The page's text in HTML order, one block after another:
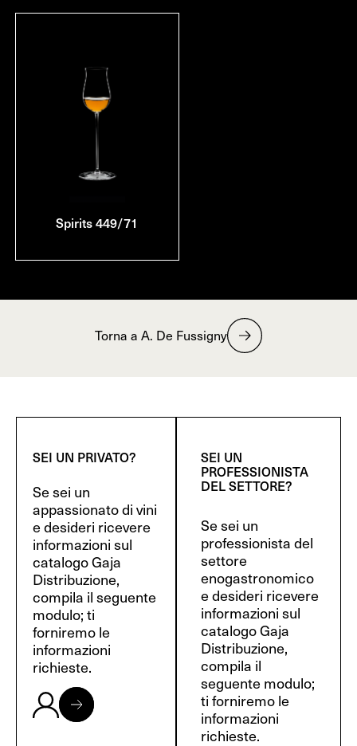
Spirits 449/71
Torna a A. De Fussigny
SEI UN PRIVATO?
Se sei un
appassionato di vini
e desideri ricevere
informazioni sul
catalogo Gaja
Distribuzione,
compila il seguente
modulo; ti
forniremo le
informazioni
richieste.
SEI UN
PROFESSIONISTA
DEL SETTORE?
Se sei un
professionista del
settore
enogastronomico
e desideri ricevere
informazioni sul
catalogo Gaja
Distribuzione,
compila il
seguente modulo;
ti forniremo le
informazioni
richieste.